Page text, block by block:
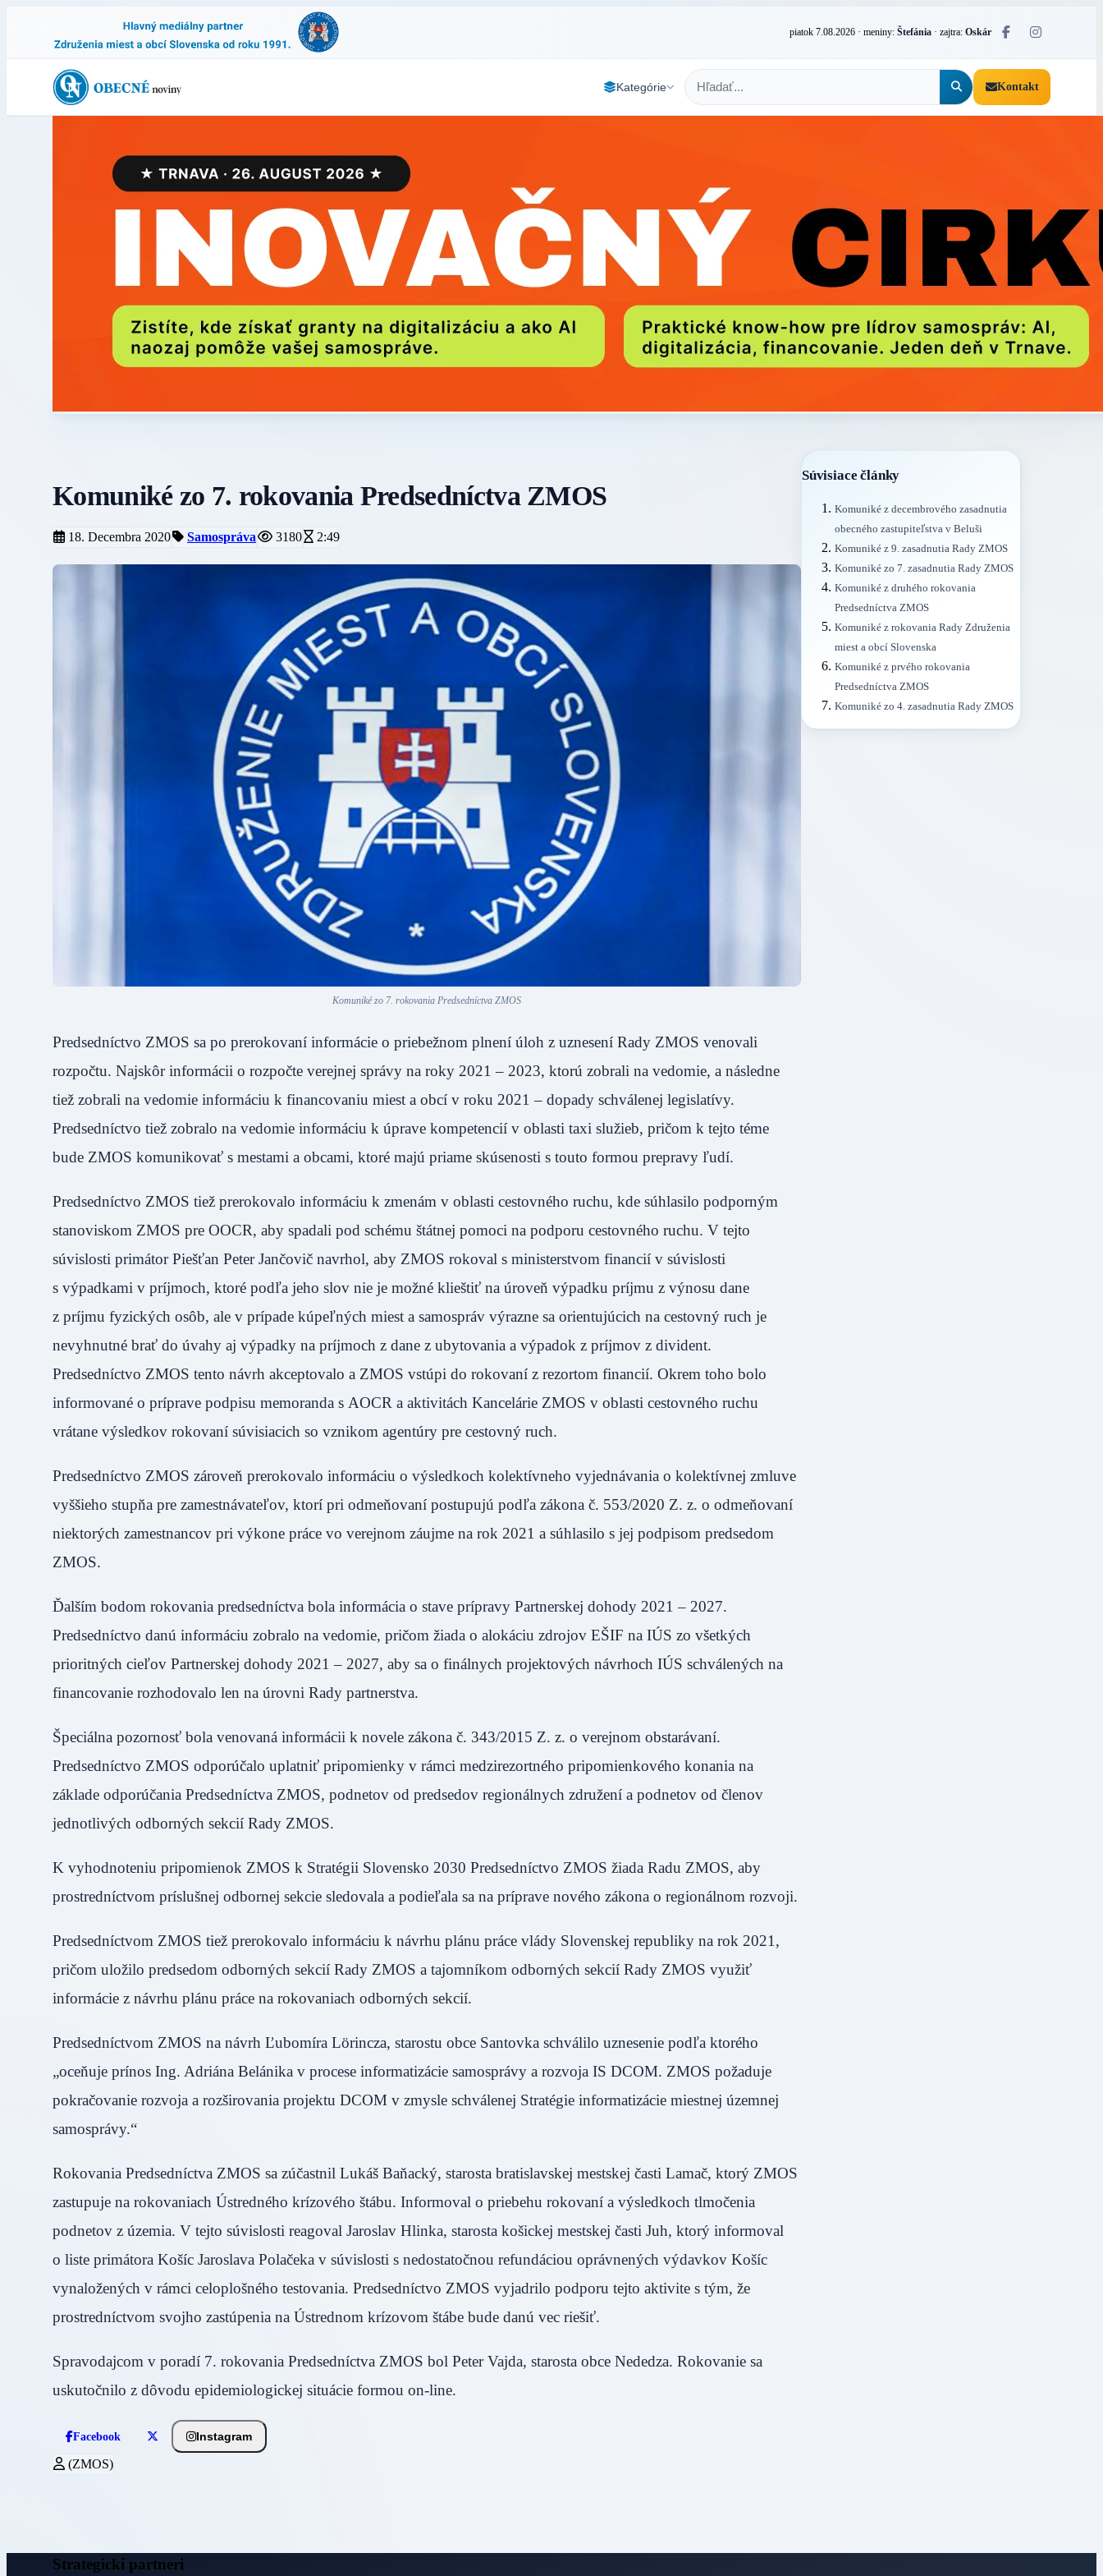
piatok 7.08.2026 · meniny: Štefánia · zajtra: Oskár
Kategórie Kontakt
Komuniké zo 7. rokovania Predsedníctva ZMOS
18. Decembra 2020 Samospráva 3180 2:49
Komuniké zo 7. rokovania Predsedníctva ZMOS
Predsedníctvo ZMOS sa po prerokovaní informácie o priebežnom plnení úloh z uznesení Rady ZMOS venovali
rozpočtu. Najskôr informácii o rozpočte verejnej správy na roky 2021 – 2023, ktorú zobrali na vedomie, a následne
tiež zobrali na vedomie informáciu k financovaniu miest a obcí v roku 2021 – dopady schválenej legislatívy.
Predsedníctvo tiež zobralo na vedomie informáciu k úprave kompetencií v oblasti taxi služieb, pričom k tejto téme
bude ZMOS komunikovať s mestami a obcami, ktoré majú priame skúsenosti s touto formou prepravy ľudí.
Predsedníctvo ZMOS tiež prerokovalo informáciu k zmenám v oblasti cestovného ruchu, kde súhlasilo podporným
stanoviskom ZMOS pre OOCR, aby spadali pod schému štátnej pomoci na podporu cestovného ruchu. V tejto
súvislosti primátor Piešťan Peter Jančovič navrhol, aby ZMOS rokoval s ministerstvom financií v súvislosti
s výpadkami v príjmoch, ktoré podľa jeho slov nie je možné klieštiť na úroveň výpadku príjmu z výnosu dane
z príjmu fyzických osôb, ale v prípade kúpeľných miest a samospráv výrazne sa orientujúcich na cestovný ruch je
nevyhnutné brať do úvahy aj výpadky na príjmoch z dane z ubytovania a výpadok z príjmov z divident.
Predsedníctvo ZMOS tento návrh akceptovalo a ZMOS vstúpi do rokovaní z rezortom financií. Okrem toho bolo
informované o príprave podpisu memoranda s AOCR a aktivitách Kancelárie ZMOS v oblasti cestovného ruchu
vrátane výsledkov rokovaní súvisiacich so vznikom agentúry pre cestovný ruch.
Predsedníctvo ZMOS zároveň prerokovalo informáciu o výsledkoch kolektívneho vyjednávania o kolektívnej zmluve
vyššieho stupňa pre zamestnávateľov, ktorí pri odmeňovaní postupujú podľa zákona č. 553/2020 Z. z. o odmeňovaní
niektorých zamestnancov pri výkone práce vo verejnom záujme na rok 2021 a súhlasilo s jej podpisom predsedom
ZMOS.
Ďalším bodom rokovania predsedníctva bola informácia o stave prípravy Partnerskej dohody 2021 – 2027.
Predsedníctvo danú informáciu zobralo na vedomie, pričom žiada o alokáciu zdrojov EŠIF na IÚS zo všetkých
prioritných cieľov Partnerskej dohody 2021 – 2027, aby sa o finálnych projektových návrhoch IÚS schválených na
financovanie rozhodovalo len na úrovni Rady partnerstva.
Špeciálna pozornosť bola venovaná informácii k novele zákona č. 343/2015 Z. z. o verejnom obstarávaní.
Predsedníctvo ZMOS odporúčalo uplatniť pripomienky v rámci medzirezortného pripomienkového konania na
základe odporúčania Predsedníctva ZMOS, podnetov od predsedov regionálnych združení a podnetov od členov
jednotlivých odborných sekcií Rady ZMOS.
K vyhodnoteniu pripomienok ZMOS k Stratégii Slovensko 2030 Predsedníctvo ZMOS žiada Radu ZMOS, aby
prostredníctvom príslušnej odbornej sekcie sledovala a podieľala sa na príprave nového zákona o regionálnom rozvoji.
Predsedníctvom ZMOS tiež prerokovalo informáciu k návrhu plánu práce vlády Slovenskej republiky na rok 2021,
pričom uložilo predsedom odborných sekcií Rady ZMOS a tajomníkom odborných sekcií Rady ZMOS využiť
informácie z návrhu plánu práce na rokovaniach odborných sekcií.
Predsedníctvom ZMOS na návrh Ľubomíra Lörincza, starostu obce Santovka schválilo uznesenie podľa ktorého
„oceňuje prínos Ing. Adriána Belánika v procese informatizácie samosprávy a rozvoja IS DCOM. ZMOS požaduje
pokračovanie rozvoja a rozširovania projektu DCOM v zmysle schválenej Stratégie informatizácie miestnej územnej
samosprávy.“
Rokovania Predsedníctva ZMOS sa zúčastnil Lukáš Baňacký, starosta bratislavskej mestskej časti Lamač, ktorý ZMOS
zastupuje na rokovaniach Ústredného krízového štábu. Informoval o priebehu rokovaní a výsledkoch tlmočenia
podnetov z územia. V tejto súvislosti reagoval Jaroslav Hlinka, starosta košickej mestskej časti Juh, ktorý informoval
o liste primátora Košíc Jaroslava Polačeka v súvislosti s nedostatočnou refundáciou oprávnených výdavkov Košíc
vynaložených v rámci celoplošného testovania. Predsedníctvo ZMOS vyjadrilo podporu tejto aktivite s tým, že
prostredníctvom svojho zastúpenia na Ústrednom krízovom štábe bude danú vec riešiť.
Spravodajcom v poradí 7. rokovania Predsedníctva ZMOS bol Peter Vajda, starosta obce Nededza. Rokovanie sa
uskutočnilo z dôvodu epidemiologickej situácie formou on-line.
Facebook Instagram
(ZMOS)
Súvisiace články
Komuniké z decembrového zasadnutia
obecného zastupiteľstva v Beluši
Komuniké z 9. zasadnutia Rady ZMOS
Komuniké zo 7. zasadnutia Rady ZMOS
Komuniké z druhého rokovania
Predsedníctva ZMOS
Komuniké z rokovania Rady Združenia
miest a obcí Slovenska
Komuniké z prvého rokovania
Predsedníctva ZMOS
Komuniké zo 4. zasadnutia Rady ZMOS
Strategickí partneri